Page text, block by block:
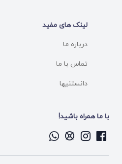
لینک های مفید
درباره ما
تماس با ما
دانستنیها
با ما همراه باشید!